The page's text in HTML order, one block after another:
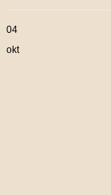
04
okt